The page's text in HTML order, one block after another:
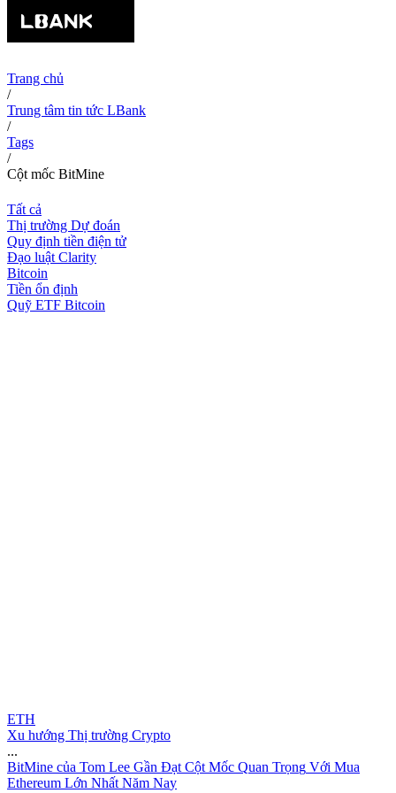
Trang chủ
/
Trung tâm tin tức LBank
/
Tags
/
Cột mốc BitMine
Tất cả
Thị trường Dự đoán
Quy định tiền điện tử
Đạo luật Clarity
Bitcoin
Tiền ổn định
Quỹ ETF Bitcoin
ETH
Xu hướng Thị trường Crypto
...
BitMine của Tom Lee Gần Đạt Cột Mốc Quan Trọng Với Mua
Ethereum Lớn Nhất Năm Nay